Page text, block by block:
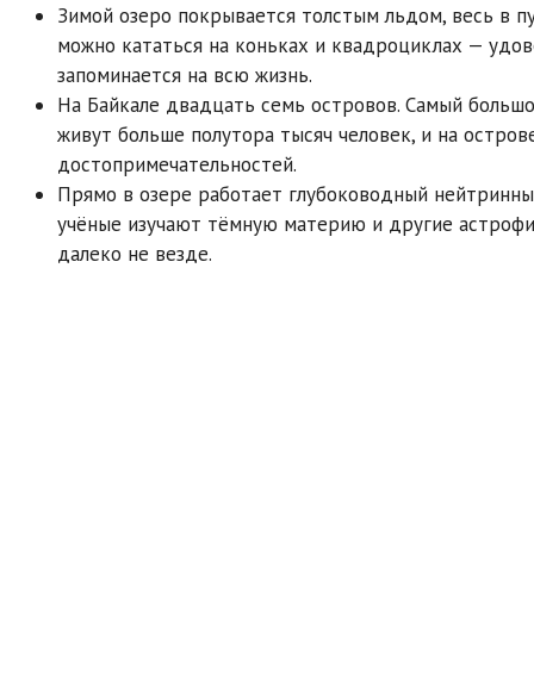
Зимой озеро покрывается толстым льдом, весь в
можно кататься на коньках и квадроциклах —
запоминается на всю жизнь.
На Байкале двадцать семь островов. Самый
живут больше полутора тысяч человек, и на
достопримечательностей.
Прямо в озере работает глубоководный
учёные изучают тёмную материю и другие
далеко не везде.